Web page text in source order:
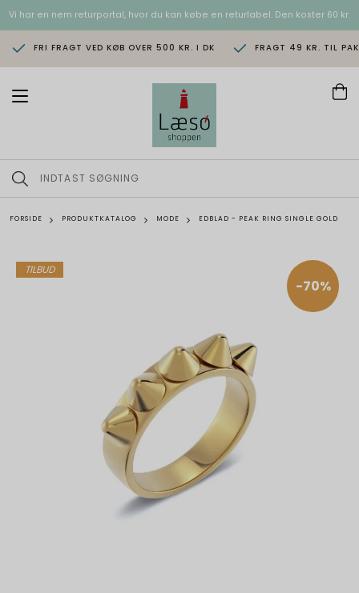
Vi har en nem returportal, hvor du kan købe en returlabel. Den koster 60 kr.
FRI FRAGT VED KØB OVER 500 KR. I DK FRAGT 49 KR. TIL
T
n
a
i
FORSIDE PRODUKTKATALOG MODE EDBLAD - PEAK RING SINGLE GOLD
TILBUD
-70%